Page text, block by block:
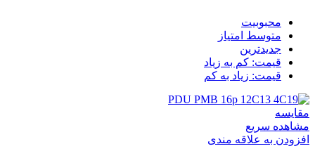
محبوبیت
متوسط امتیاز
جدیدترین
قیمت: کم به زیاد
قیمت: زیاد به کم
مقایسه
مشاهده سریع
افزودن به علاقه مندی